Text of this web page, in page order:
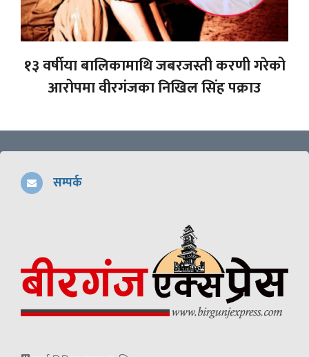
१३ वर्षीया बालिकामाथि जबरजस्ती करणी गरेको
आरोपमा वीरगंजका निखिल सिंह पक्राउ
सम्पर्क